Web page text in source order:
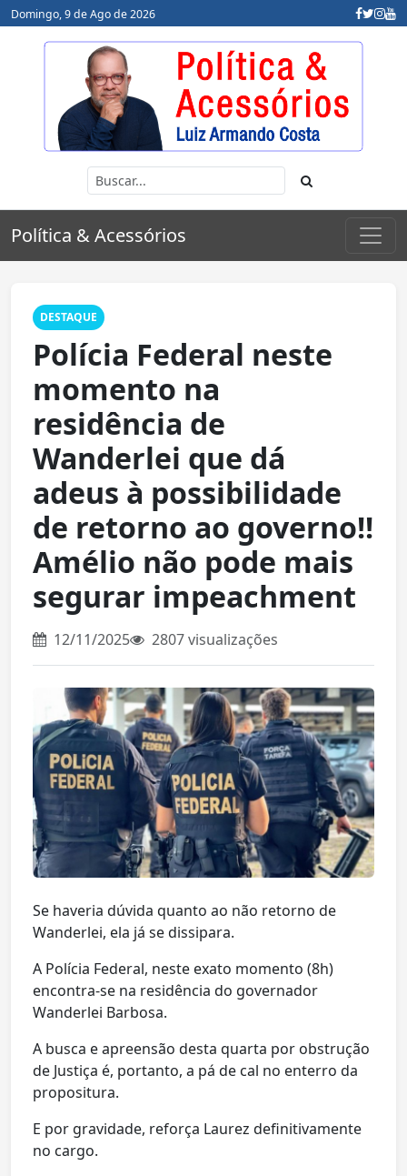
Domingo, 9 de Ago de 2026
Política & Acessórios
DESTAQUE
Polícia Federal neste
momento na
residência de
Wanderlei que dá
adeus à possibilidade
de retorno ao governo!!
Amélio não pode mais
segurar impeachment
12/11/2025 2807 visualizações
Se haveria dúvida quanto ao não retorno de
Wanderlei, ela já se dissipara.
A Polícia Federal, neste exato momento (8h)
encontra-se na residência do governador
Wanderlei Barbosa.
A busca e apreensão desta quarta por obstrução
de Justiça é, portanto, a pá de cal no enterro da
propositura.
E por gravidade, reforça Laurez definitivamente
no cargo.